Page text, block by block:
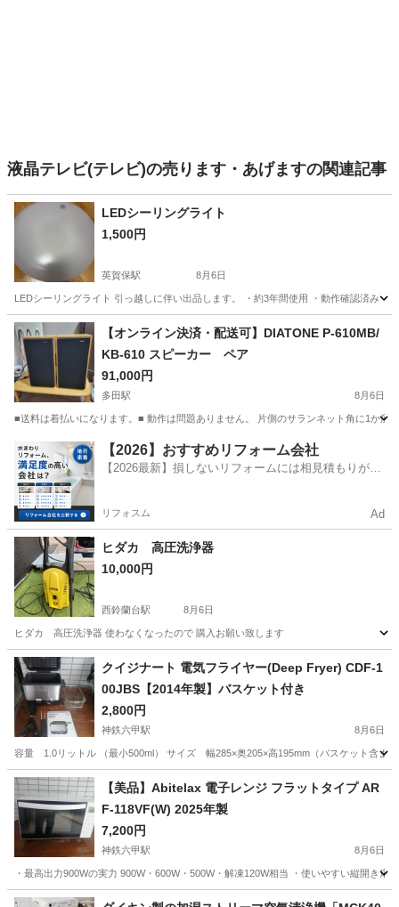
液晶テレビ(テレビ)の売ります・あげますの関連記事
LEDシーリングライト
1,500円
英賀保駅 8月6日
LEDシーリングライト 引っ越しに伴い出品します。 ・約3年間使用 ・動作確認済み
兵庫 姫路市 英賀保駅 生活家電
【オンライン決済・配送可】DIATONE P-610MB/
KB-610 スピーカー ペア
91,000円
多田駅 8月6日
■送料は着払いになります。■ 動作は問題ありません。 片側のサランネット角に1か
兵庫 川西市 多田駅 オーディオ
【2026】おすすめリフォーム会社
【2026最新】損しないリフォームには相見積もりが不
リフォスム Ad
ヒダカ 高圧洗浄器
10,000円
西鈴蘭台駅 8月6日
ヒダカ 高圧洗浄器 使わなくなったので 購入お願い致します
兵庫 神戸市 西鈴蘭台駅 生活家電
クイジナート 電気フライヤー(Deep Fryer) CDF-1
00JBS【2014年製】バスケット付き
2,800円
神鉄六甲駅 8月6日
容量 1.0リットル （最小500ml） サイズ 幅285×奥205×高195mm（バスケット含ま
兵庫 神戸市 神鉄六甲駅 キッチン家電 Deep
【美品】Abitelax 電子レンジ フラットタイプ AR
F-118VF(W) 2025年製
7,200円
神鉄六甲駅 8月6日
・最高出力900Wの実力 900W・600W・500W・解凍120W相当 ・使いやすい縦開き
兵庫 神戸市 神鉄六甲駅 キッチン家電 ARF